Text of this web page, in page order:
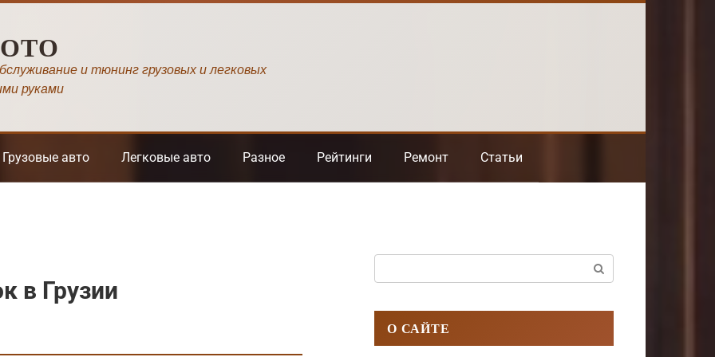
и тюнинг грузовых и легковых
руками
Грузовые авто Легковые авто Разное Рейтинги Ремонт Статьи
в Грузии
О САЙТЕ